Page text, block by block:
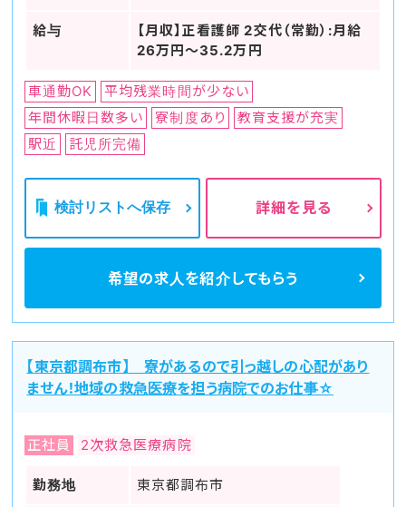
給与
【月収】正看護師 2交代（常勤）:月給
26万円～35.2万円
車通勤OK
平均残業時間が少ない
年間休暇日数多い
寮制度あり
教育支援が充実
駅近
託児所完備
検討リストへ保存 詳細を見る
希望の求人を紹介してもらう
【東京都調布市】 寮があるので引っ越しの心配があり
ません！地域の救急医療を担う病院でのお仕事☆
正社員 2次救急医療病院
勤務地 東京都調布市